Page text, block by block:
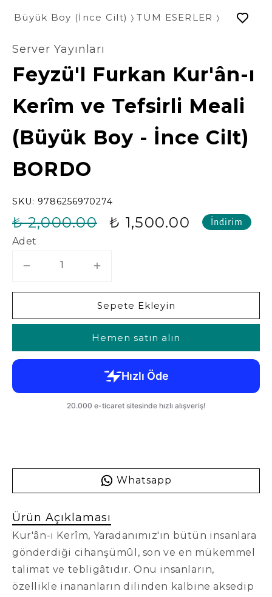
Büyük Boy (İnce Cilt) TÜM ESERLER
Server Yayınları
Feyzü'l Furkan Kur'ân-ı
Kerîm ve Tefsirli Meali
(Büyük Boy - İnce Cilt)
BORDO
SKU: 9786256970274
₺ 2,000.00 ₺ 1,500.00 İndirim
Adet
Sepete Ekleyin
Hemen satın alın
Whatsapp
Ürün Açıklaması
Kur'ân-ı Kerîm, Yaradanımız'ın bütün insanlara
gönderdiği cihanşümûl, son ve en mükemmel
talimat ve tebligâtıdır. Onu insanların,
özellikle inananların dilinden kalbine aksedip